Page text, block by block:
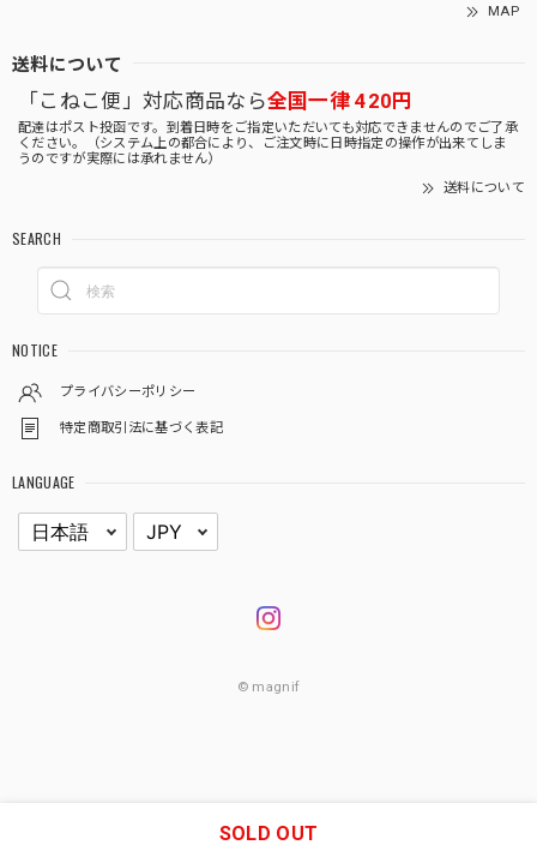
MAP
送料について
「こねこ便」対応商品なら全国一律 420円
配達はポスト投函です。到着日時をご指定いただいても対応できませんのでご了承
ください。（システム上の都合により、ご注文時に日時指定の操作が出来てしま
うのですが実際には承れません）
送料について
SEARCH
NOTICE
プライバシーポリシー
特定商取引法に基づく表記
LANGUAGE
© magnif
SOLD OUT